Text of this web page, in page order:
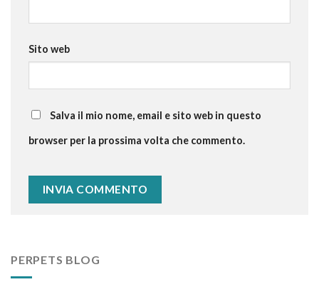
Sito web
Salva il mio nome, email e sito web in questo
browser per la prossima volta che commento.